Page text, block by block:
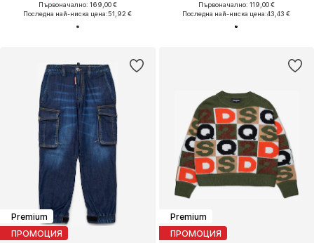
Първоначално: 169,00 €
Последна най-ниска цена:51,92 €
Първоначално: 119,00 €
Последна най-ниска цена:43,43 €
Premium
ПРОМОЦИЯ
Premium
ПРОМОЦИЯ